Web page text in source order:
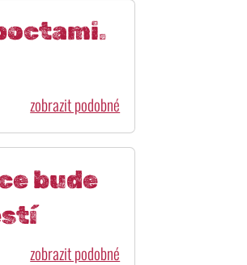
zobrazit podobné
bude
zobrazit podobné